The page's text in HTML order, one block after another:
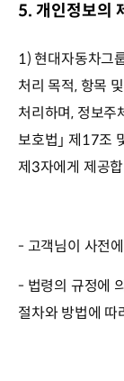
5. 개인정보의
1) 현대자동차그
처리 목적, 항목
처리하며, 정보주
보호법｣ 제17조
제3자에게 제공
- 고객님이 사전
- 법령의 규정에
절차와 방법에 따